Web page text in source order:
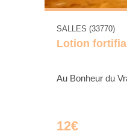
SALLES (33770)
Lotion
Au Bonheur du
12€